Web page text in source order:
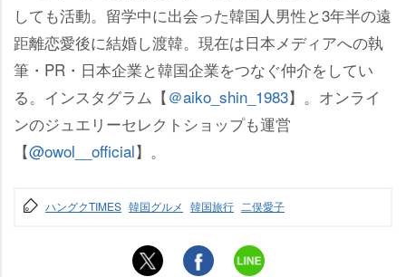
しても活動。留学中に出会った韓国人男性と3年半の遠
距離恋愛後に結婚し渡韓。現在は日本メディアへの執
筆・PR・日本企業と韓国企業をつなぐ仲介をしてい
る。インスタグラム【＠aiko_shin_1983】。オンライ
ンのジュエリーセレクトショップも運営
【@owol__official】。
ハングクTIMES 韓国グルメ 韓国旅行 二俣愛子